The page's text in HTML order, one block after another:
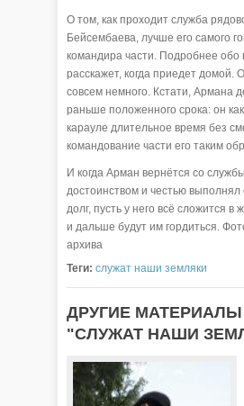
О том, как проходит служба
Бейсембаева, лучше его самого
командира части. Подробнее обо
расскажет, когда приедет домой.
совсем немного. Кстати, Армана
раньше положенного срока: он
карауле длительное время без
командование части его таким
И когда Арман вернётся со
достоинством и честью выполнял
долг, пусть у него всё сложится в
и дальше будут им гордиться.
архива
Теги: служат наши земляки
ДРУГИЕ МАТЕРИАЛЫ
"СЛУЖАТ НАШИ